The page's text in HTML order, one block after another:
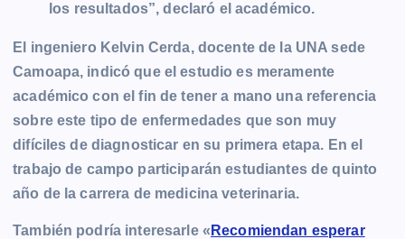
los resultados”, declaró el académico.
El ingeniero Kelvin Cerda, docente de la UNA sede
Camoapa, indicó que el estudio es meramente
académico con el fin de tener a mano una referencia
sobre este tipo de enfermedades que son muy
difíciles de diagnosticar en su primera etapa. En el
trabajo de campo participarán estudiantes de quinto
año de la carrera de medicina veterinaria.
También podría interesarle « Recomiendan esperar